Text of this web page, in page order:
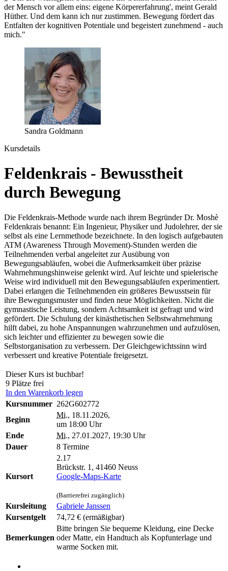
der Mensch vor allem eins: eigene Körpererfahrung', meint Gerald
Hüther. Und dem kann ich nur zustimmen. Bewegung fördert das
Entfalten der kognitiven Potentiale und begeistert zunehmend - auch
mich."
Sandra Goldmann
Kursdetails
Feldenkrais - Bewusstheit
durch Bewegung
Die Feldenkrais-Methode wurde nach ihrem Begründer Dr. Moshè
Feldenkrais benannt: Ein Ingenieur, Physiker und Judolehrer, der sie
selbst als eine Lernmethode bezeichnete. In den logisch aufgebauten
ATM (Awareness Through Movement)-Stunden werden die
Teilnehmenden verbal angeleitet zur Ausübung von
Bewegungsabläufen, wobei die Aufmerksamkeit über präzise
Wahrnehmungshinweise gelenkt wird. Auf leichte und spielerische
Weise wird individuell mit den Bewegungsabläufen experimentiert.
Dabei erlangen die Teilnehmenden ein größeres Bewusstsein für
ihre Bewegungsmuster und finden neue Möglichkeiten. Nicht die
gymnastische Leistung, sondern Achtsamkeit ist gefragt und wird
gefördert. Die Schulung der kinästhetischen Selbstwahrnehmung
hilft dabei, zu hohe Anspannungen wahrzunehmen und aufzulösen,
sich leichter und effizienter zu bewegen sowie die
Selbstorganisation zu verbessern. Der Gleichgewichtssinn wird
verbessert und kreative Potentiale freigesetzt.
Dieser Kurs ist buchbar!
9 Plätze frei
In den Warenkorb legen
Kursnummer 262G602772
Beginn
Mi., 18.11.2026,
um 18:00 Uhr
Ende
Mi., 27.01.2027, 19:30 Uhr
Dauer
8 Termine
Kursort
2.17
Brückstr. 1, 41460 Neuss
Google-Maps-Karte
(Barrierefrei zugänglich)
Kursleitung
Gabriele Janssen
Kursentgelt
74,72 € (ermäßigbar)
Bemerkungen
Bitte bringen Sie bequeme Kleidung, eine Decke
oder Matte, ein Handtuch als Kopfunterlage und
warme Socken mit.